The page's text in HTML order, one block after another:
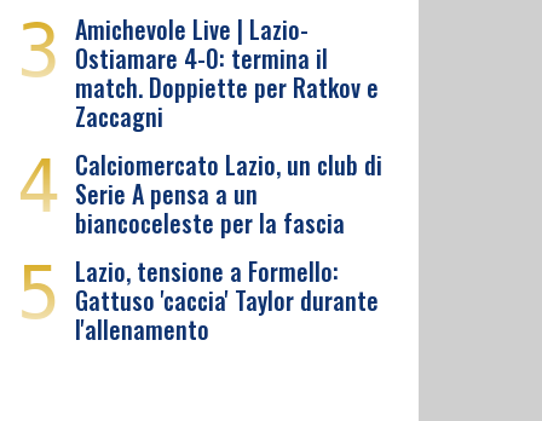
3 Amichevole Live | Lazio-
Ostiamare 4-0: termina il
match. Doppiette per Ratkov e
Zaccagni
4 Calciomercato Lazio, un club di
Serie A pensa a un
biancoceleste per la fascia
5 Lazio, tensione a Formello:
Gattuso 'caccia' Taylor durante
l'allenamento